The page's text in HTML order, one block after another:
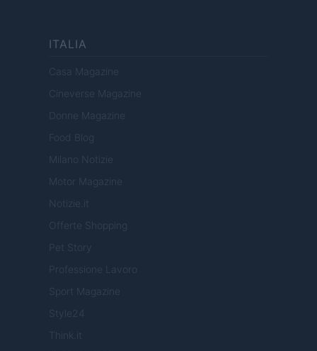
ITALIA
Casa Magazine
Cineverse Magazine
Donne Magazine
Food Blog
Milano Notizie
Motor Magazine
Notizie.it
Offerte Shopping
Pet Story
Professione Lavoro
Sport Magazine
Style24
Think.it